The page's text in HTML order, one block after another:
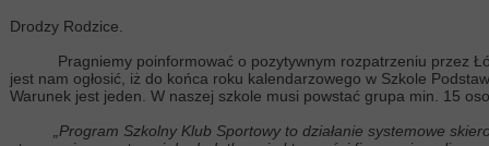
Drodzy Rodzice.
Pragniemy poinformować o pozytywnym rozpatrzeniu przez
jest nam ogłosić, iż do końca roku kalendarzowego w Szkole
Warunek jest jeden. W naszej szkole musi powstać grupa min. 15
„Program Szkolny Klub Sportowy to działanie systemowe